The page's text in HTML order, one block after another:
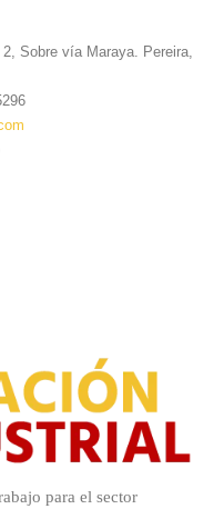
Sobre vía Maraya. Pereira,
para el sector